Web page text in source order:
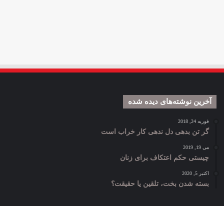
آخرین نوشته‌های دیده شده
فوریه 24, 2018
گر تن بدهی دل ندهی کار خراب است
می 19, 2019
چیستی حکم اعتکاف برای زنان
اکتبر 5, 2020
بسته شدن بخت، تلقین یا حقیقت؟